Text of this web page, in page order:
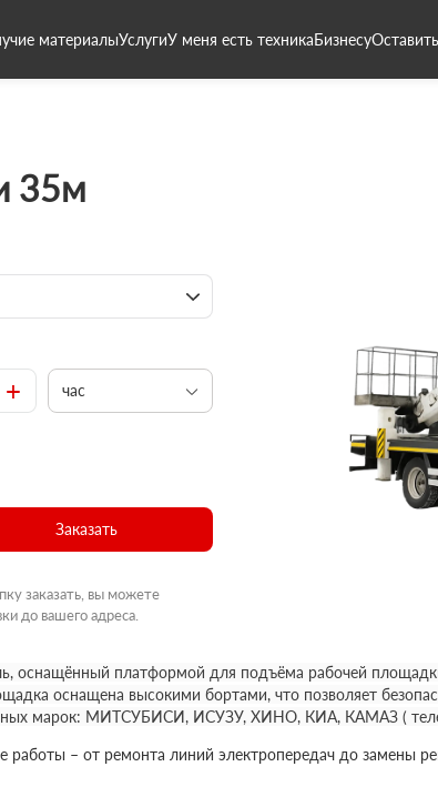
материалыУслугиУ меня есть техникаБизнесу
35м
+ час
Заказать
заказать, вы можете
до вашего адреса.
оснащённый платформой для подъёма рабочей
оснащена высокими бортами, что позволяет
марок: МИТСУБИСИ, ИСУЗУ, ХИНО, КИА, КАМАЗ (
– от ремонта линий электропередач до замены